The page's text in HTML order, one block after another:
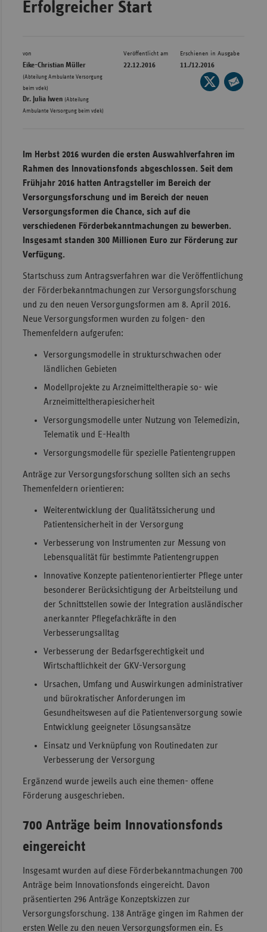
Erfolgreicher Start
von
Eike-Christian Müller
(Abteilung Ambulante Versorgung
beim vdek),
Dr. Julia Iwen (Abteilung
Ambulante Versorgung beim vdek)
Veröffentlicht am
22.12.2016
Erschienen in Ausgabe
11./12.2016
Seite
auf
teilen
Im Herbst 2016 wurden die ersten Auswahlverfahren im
Rahmen des Innovationsfonds abgeschlossen. Seit dem
Frühjahr 2016 hatten Antragsteller im Bereich der
Versorgungsforschung und im Bereich der neuen
Versorgungsformen die Chance, sich auf die
verschiedenen Förderbekanntmachungen zu bewerben.
Insgesamt standen 300 Millionen Euro zur Förderung zur
Verfügung.
Startschuss zum Antragsverfahren war die Veröffentlichung
der Förderbekanntmachungen zur Versorgungsforschung
und zu den neuen Versorgungsformen am 8. April 2016.
Neue Versorgungsformen wurden zu folgen- den
Themenfeldern aufgerufen:
Versorgungsmodelle in strukturschwachen oder
ländlichen Gebieten
Modellprojekte zu Arzneimitteltherapie so- wie
Arzneimitteltherapiesicherheit
Versorgungsmodelle unter Nutzung von Telemedizin,
Telematik und E-Health
Versorgungsmodelle für spezielle Patientengruppen
Anträge zur Versorgungsforschung sollten sich an sechs
Themenfeldern orientieren:
Weiterentwicklung der Qualitätssicherung und
Patientensicherheit in der Versorgung
Verbesserung von Instrumenten zur Messung von
Lebensqualität für bestimmte Patientengruppen
Innovative Konzepte patientenorientierter Pflege unter
besonderer Berücksichtigung der Arbeitsteilung und
der Schnittstellen sowie der Integration ausländischer
anerkannter Pflegefachkräfte in den
Verbesserungsalltag
Verbesserung der Bedarfsgerechtigkeit und
Wirtschaftlichkeit der GKV-Versorgung
Ursachen, Umfang und Auswirkungen administrativer
und bürokratischer Anforderungen im
Gesundheitswesen auf die Patientenversorgung sowie
Entwicklung geeigneter Lösungsansätze
Einsatz und Verknüpfung von Routinedaten zur
Verbesserung der Versorgung
Ergänzend wurde jeweils auch eine themen- offene
Förderung ausgeschrieben.
700 Anträge beim Innovationsfonds
eingereicht
Insgesamt wurden auf diese Förderbekanntmachungen 700
Anträge beim Innovationsfonds eingereicht. Davon
präsentierten 296 Anträge Konzeptskizzen zur
Versorgungsforschung. 138 Anträge gingen im Rahmen der
ersten Welle zu den neuen Versorgungsformen ein. Es